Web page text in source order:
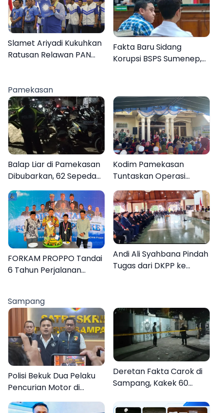
Slamet Ariyadi Kukuhkan
Ratusan Relawan PAN
Rakyat
Fakta Baru Sidang
Korupsi BSPS Sumenep,
Pamekasan
Balap Liar di Pamekasan
Dibubarkan, 62 Sepeda
Motor Diamankan
Kodim Pamekasan
Tuntaskan Operasi
Katarak Gratis, 160
Warga Kembali Melihat
Lebih Jelas
FORKAM PROPPO Tandai
6 Tahun Perjalanan
Organisasi
Andi Ali Syahbana Pindah
Tugas dari DKPP ke
Sampang
Polisi Bekuk Dua Pelaku
Pencurian Motor di
Bajrasokah Sampang
Deretan Fakta Carok di
Sampang, Kakek 60
Pria